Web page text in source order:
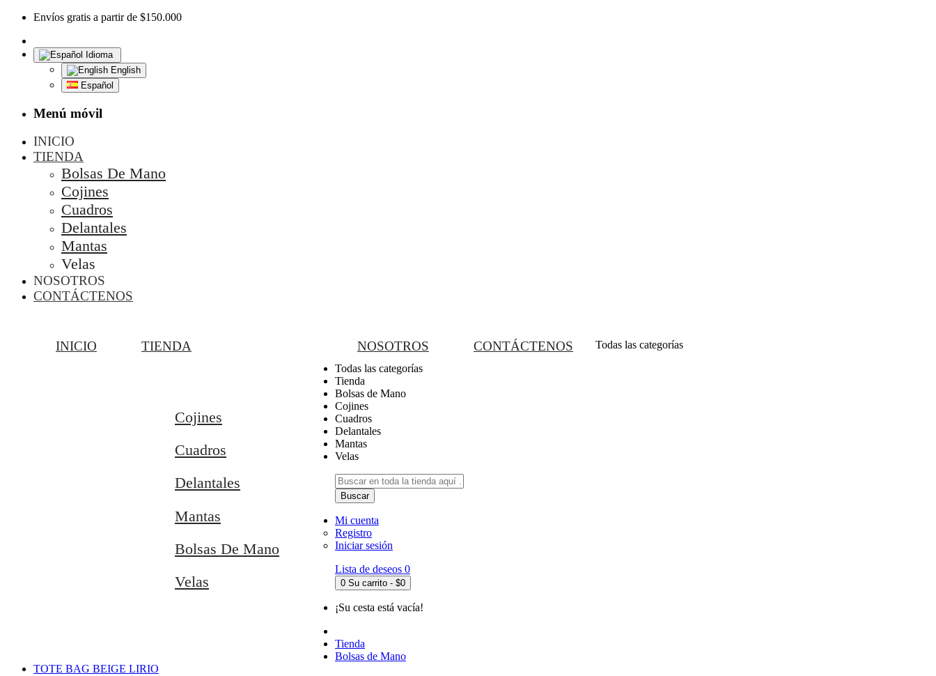
Envíos gratis a partir de $150.000
Idioma
English
Español
Menú móvil
INICIO
TIENDA
Bolsas De Mano
Cojines
Cuadros
Delantales
Mantas
Velas
NOSOTROS
CONTÁCTENOS
INICIO TIENDA
Cojines
Cuadros
Delantales
Mantas
Bolsas De Mano
Velas
NOSOTROS CONTÁCTENOS
Todas las categorías
Todas las categorías
Tienda
Bolsas de Mano
Cojines
Cuadros
Delantales
Mantas
Velas
Buscar
Mi cuenta
Registro
Iniciar sesión
Lista de deseos 0
0 Su carrito - $0
¡Su cesta está vacía!
Tienda
Bolsas de Mano
TOTE BAG BEIGE LIRIO